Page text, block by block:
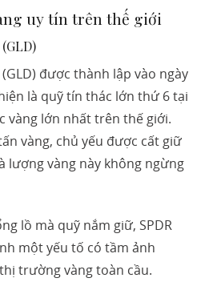
uy tín trên thế giới
(GLD) được thành lập vào ngày
là quỹ tín thác lớn thứ 6 tại
vàng lớn nhất trên thế giới.
vàng, chủ yếu được cất giữ
lượng vàng này không ngừng
lồ mà quỹ nắm giữ, SPDR
một yếu tố có tầm ảnh
trường vàng toàn cầu.